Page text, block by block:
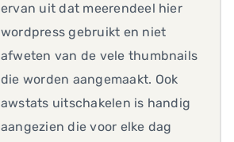
ervan uit dat meerendeel hier
wordpress gebruikt en niet
afweten van de vele thumbnails
die worden aangemaakt. Ook
awstats uitschakelen is handig
aangezien die voor elke dag